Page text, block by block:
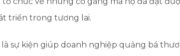
triển trong tương lai.
là sự kiện giúp doanh nghiệp quảng bá